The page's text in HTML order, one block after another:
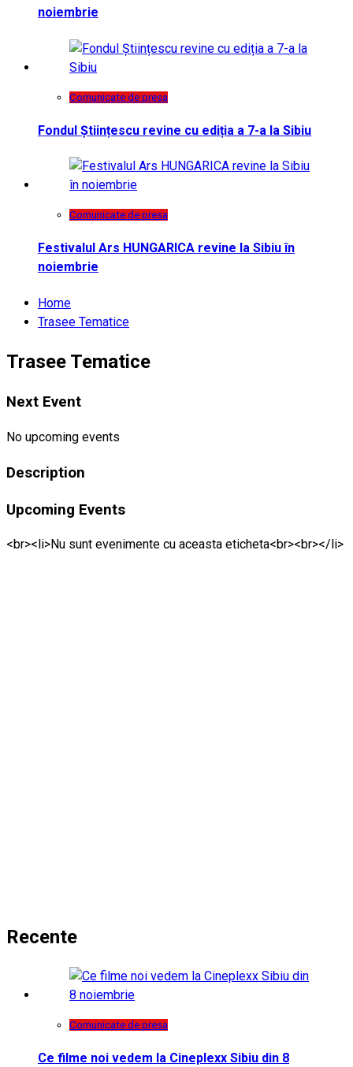
noiembrie
Comunicate de presa
Fondul Științescu revine cu ediția a 7-a la Sibiu
Comunicate de presa
Festivalul Ars HUNGARICA revine la Sibiu în
noiembrie
Home
Trasee Tematice
Trasee Tematice
Next Event
No upcoming events
Description
Upcoming Events
<br><li>Nu sunt evenimente cu aceasta eticheta<br><br></li>
Recente
Comunicate de presa
Ce filme noi vedem la Cineplexx Sibiu din 8